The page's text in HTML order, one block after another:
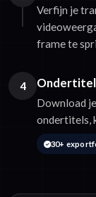
Verfijn je
frame te
4
Download
ondertitels,
30+